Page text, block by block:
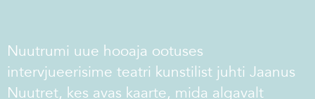
Nuutrumi uue hooaja ootuses
intervjueerisime teatri kunstilist juhti Jaanus
Nuutret, kes avas kaarte, mida algavalt